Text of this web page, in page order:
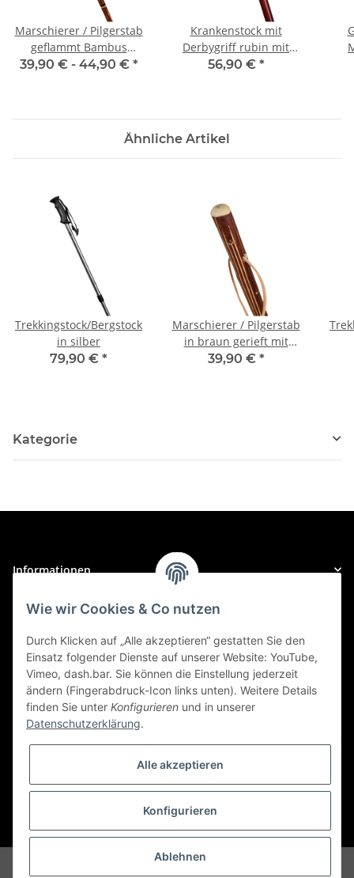
Marschierer / Pilgerstab
geflammt Bambus
imitiert mit
39,90 € - 44,90 € *
Krankenstock mit
Derbygriff rubin mit
Goldring 96 cm
56,90 € *
Ähnliche Artikel
Trekkingstock/Bergstock
in silber
79,90 € *
Marschierer / Pilgerstab
in braun gerieft mit
Lederschlaufe ca. 125
39,90 € *
Kategorie
Informationen
Gesetzliche Informationen
Zahlungsarten
Versand
* Alle Preise inkl. gesetzlicher USt., zzgl.
Wie wir Cookies & Co nutzen
Durch Klicken auf „Alle akzeptieren“ gestatten Sie den
Einsatz folgender Dienste auf unserer Website: YouTube,
Vimeo, dash.bar. Sie können die Einstellung jederzeit
ändern (Fingerabdruck-Icon links unten). Weitere Details
finden Sie unter Konfigurieren und in unserer
Datenschutzerklärung.
Alle akzeptieren
Konfigurieren
Ablehnen